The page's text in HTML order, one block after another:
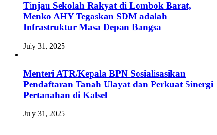
Tinjau Sekolah Rakyat di Lombok Barat,
Menko AHY Tegaskan SDM adalah
Infrastruktur Masa Depan Bangsa
July 31, 2025
Menteri ATR/Kepala BPN Sosialisasikan
Pendaftaran Tanah Ulayat dan Perkuat Sinergi
Pertanahan di Kalsel
July 31, 2025